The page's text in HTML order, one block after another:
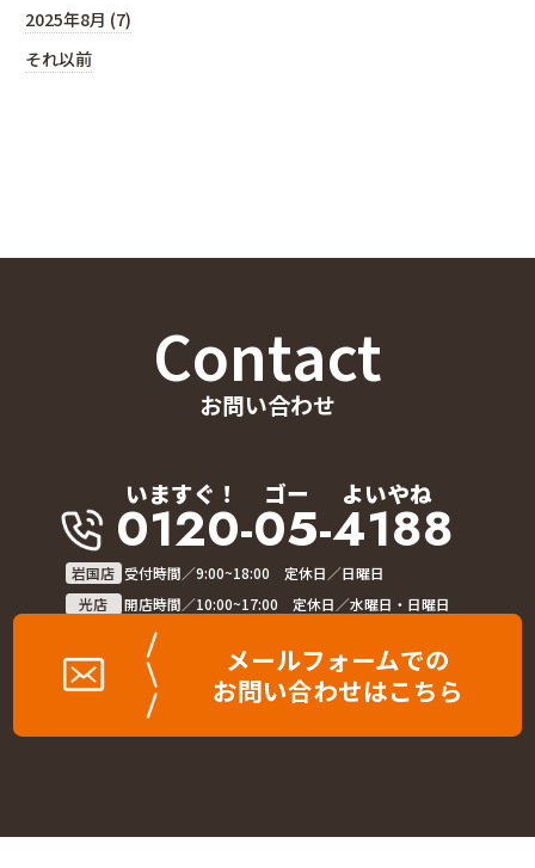
2025年8月 (7)
それ以前
Contact
お問い合わせ
いますぐ！ ゴー よいやね
0120-05-4188
岩国店 受付時間／9:00~18:00 定休日／日曜日
光店
開店時間／10:00~17:00 定休日／水曜日・日曜日
メールフォームでの
お問い合わせはこちら